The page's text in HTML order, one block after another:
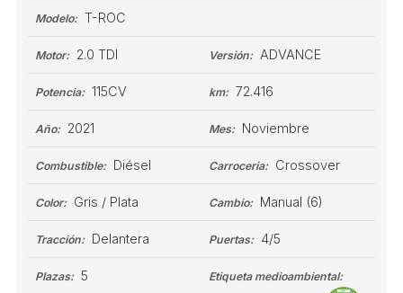
Modelo: T-ROC
Motor: 2.0 TDI Versión: ADVANCE
Potencia: 115CV km: 72.416
Año: 2021 Mes: Noviembre
Combustible: Diésel Carroceria: Crossover
Color: Gris / Plata Cambio: Manual (6)
Tracción: Delantera Puertas: 4/5
Plazas: 5 Etiqueta medioambiental: